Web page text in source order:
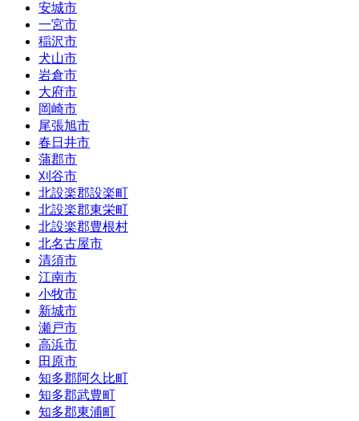
安城市
一宮市
稲沢市
犬山市
岩倉市
大府市
岡崎市
尾張旭市
春日井市
蒲郡市
刈谷市
北設楽郡設楽町
北設楽郡東栄町
北設楽郡豊根村
北名古屋市
清須市
江南市
小牧市
新城市
瀬戸市
高浜市
田原市
知多郡阿久比町
知多郡武豊町
知多郡東浦町